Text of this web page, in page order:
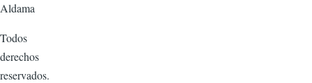
Aldama
Todos
derechos
reservados.